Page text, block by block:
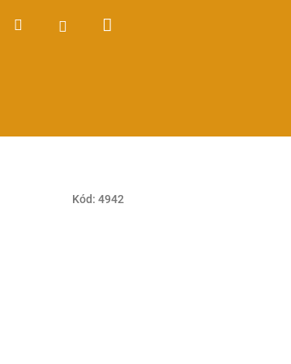
Hledat Přihlášení
Kód: 4942